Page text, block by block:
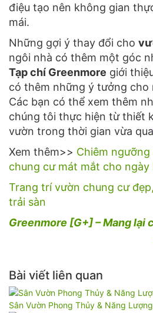
điệu tạo nên không gian
mái.
Những gợi ý thay đổi cho
ngôi nhà có thêm một góc
Tạp chí Greenmore giới
có thêm những ý tưởng cho
Các bạn có thể xem thêm
chúng tôi thực hiện từ thiết
vườn trong thời gian vừa qua
Xem thêm>> Chiêm
chung cư mát mắt cho ngày
Trang trí vườn chung cư
trải sàn
Greenmore [G+] – Mang lại
Bài viết liên quan
Sân Vườn Phong Thủy & Năng Lượng